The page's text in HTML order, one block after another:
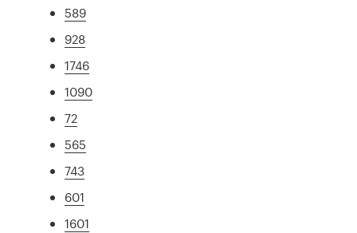
589
928
1746
1090
72
565
743
601
1601